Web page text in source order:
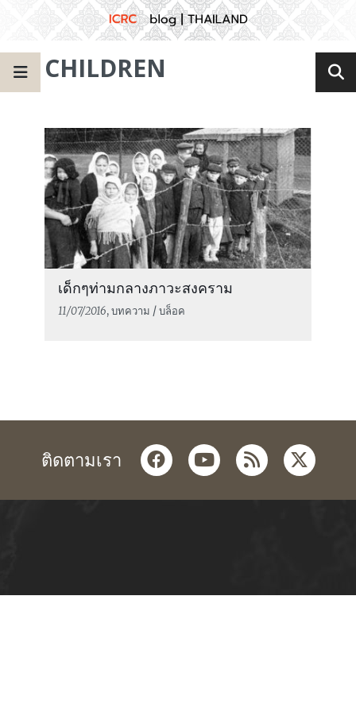
CHILDREN
เด็กๆท่ามกลางภาวะสงคราม
11/07/2016, บทความ / บล็อค
ติดตามเรา facebookyoutube
rss twitter